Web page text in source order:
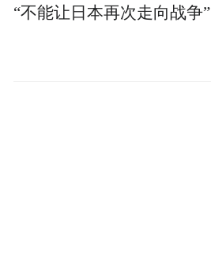
“不能让日本再次走向战争”